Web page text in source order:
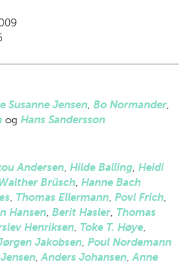
Susanne Jensen, Bo Normander,
og Hans Sandersson
Andersen, Hilde Balling, Heidi
Brüsch, Hanne Bach
, Thomas Ellermann, Povl Frich,
Hansen, Berit Hasler, Thomas
Henriksen, Toke T. Høye,
Jakobsen, Poul Nordemann
,Anders Johansen,Anne